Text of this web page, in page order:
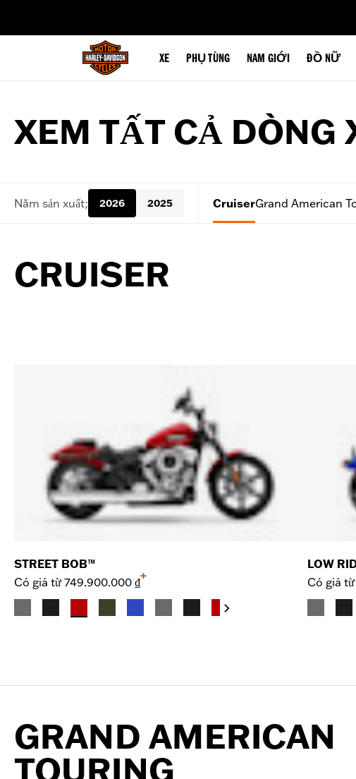
XE PHỤ TÙNG NAM GIỚI ĐỒ NỮ
XEM TẤT CẢ DÒNG
CruiserGrand American
Năm sản xuất; 2026 2025
CRUISER
STREET BOB™
Có giá từ 749.900.000 ₫
+
LOW
Có giá từ
GRAND AMERICAN
TOURING